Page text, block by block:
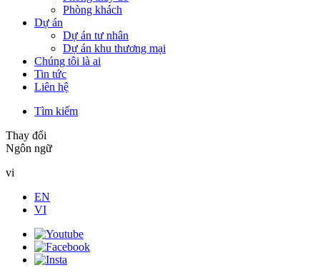
Phòng khách
Dự án
Dự án tư nhân
Dự án khu thương mại
Chúng tôi là ai
Tin tức
Liên hệ
Tìm kiếm
Thay đổi
Ngôn ngữ
vi
EN
VI